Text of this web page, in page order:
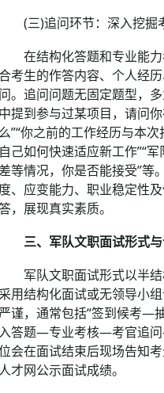
三)追问环节：深入挖掘
结构化答题和专业能力
考生的作答内容、个人经
。追问问题无固定题型，
提到参与过某项目，请问
”“你之前的工作经历与本
己如何快速适应新工作”“
等情况，你是否能接受”等
、应变能力、职业稳定性
，展现真实素质。
、军队文职面试形式与
队文职面试形式以半结
用结构化面试或无领导小
谨，通常包括“签到候考
答题—专业考核—考官追
会在面试结束后现场告知
才网公示面试成绩。